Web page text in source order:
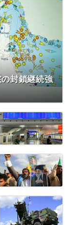
封鎖継続強